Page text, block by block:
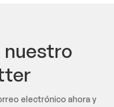
nuestro
electrónico ahora y